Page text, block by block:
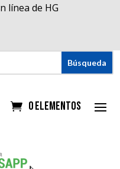
línea de HG
0 elementos